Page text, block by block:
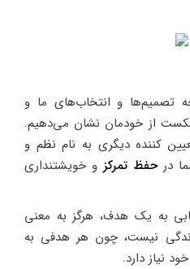
تصمیم‌ها و انتخاب‌های ما و
از خودمان نشان می‌دهیم.
کننده دیگری به نام نظم و
درحفظ تمرکز و خویشتنداری
به یک هدف، هرگز به معنی
نیست، چون هر هدفی به
نیاز دارد.